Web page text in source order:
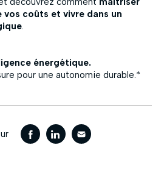
coûts et vivre dans un
.
énergétique.
pour une autonomie durable.*